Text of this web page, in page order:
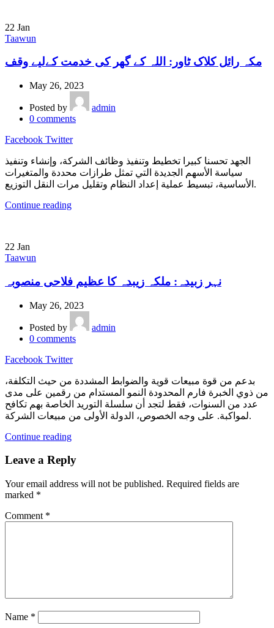
22 Jan
Taawun
مکہ رائل کلاک ٹاور: اللہ کے گھر کی خدمت کےلیے وقف
May 26, 2023
Posted by
admin
0 comments
Facebook Twitter
الجهد تحسنا كبيرا تخطيط وتنفيذ وظائف الشركة، وإنشاء وتنفيذ
سياسة الأسهم الجديدة التي تمثل طرازات محددة والمتغيرات
الأساسية، تبسيط عملية إعداد النظام وتقليل مرات النقل التوزيع.
Continue reading
22 Jan
Taawun
نہر زبیدہ: ملکہ زیبدہ کا عظیم فلاحی منصوبہ
May 26, 2023
Posted by
admin
0 comments
Facebook Twitter
بدعم من قوة مبيعات قوية والضوابط المشددة من حيث التكلفة،
من ذوي الخبرة فارم المحدودة النمو المستدام من رقمين على مدى
عدد من السنوات، فقط لتجد أن سلسلة التوريد الخاصة بهم تكافح
لمواكبة. على وجه الخصوص، الدولة الأولى من مبيعات الشركة.
Continue reading
Leave a Reply
Your email address will not be published. Required fields are
marked *
Comment *
Name *